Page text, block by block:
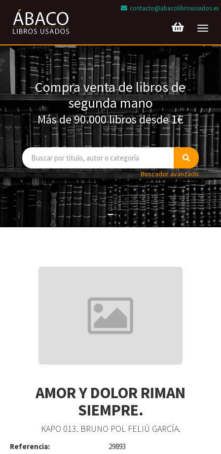
contacto@abacolibrosusados.es
Compra venta de libros de
segunda mano
Más de 90.000 libros desde 1€
Buscador avanzado
AMOR Y DOLOR RIMAN
SIEMPRE.
KAPO 013. BRUNO POL FELIÚ GARCÍA.
Referencia: 29893